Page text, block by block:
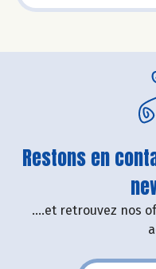
Restons en
....et retrouvez nos